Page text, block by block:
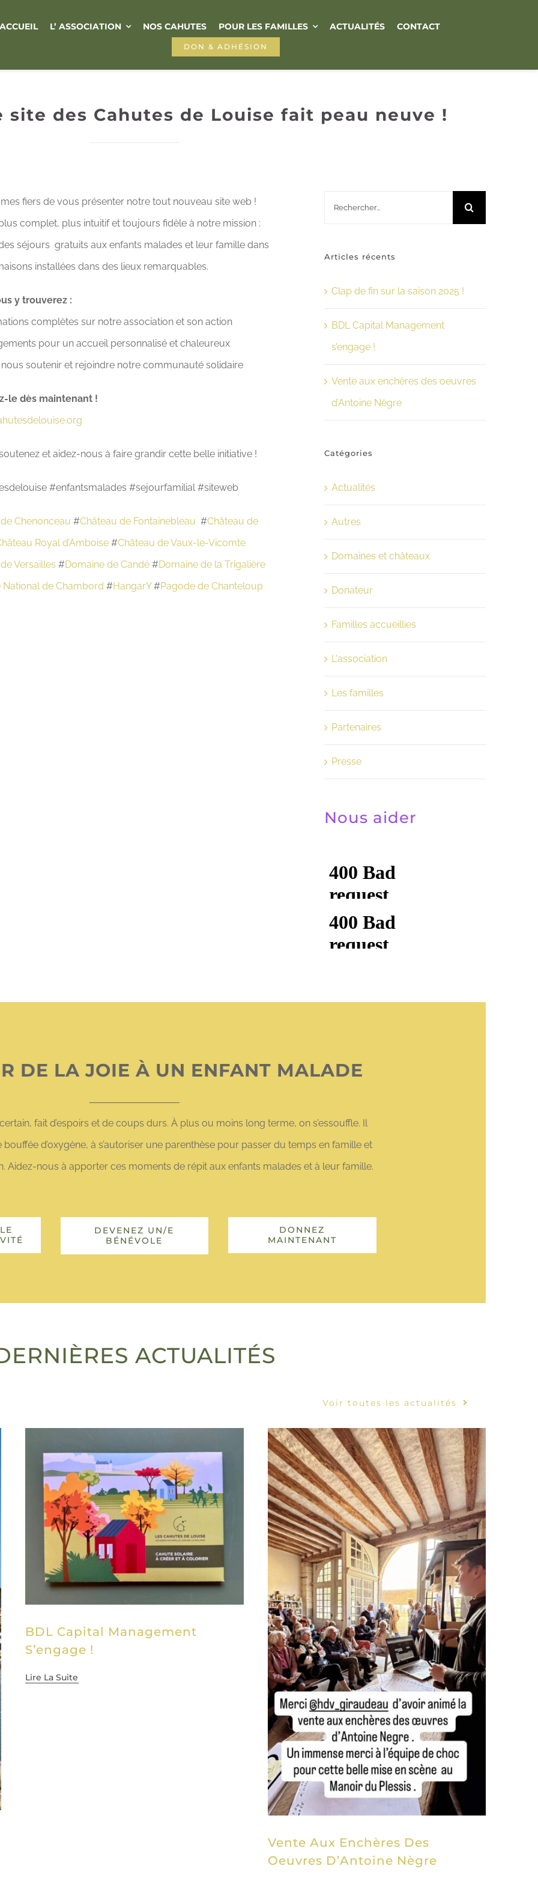
ACCUEIL L’ ASSOCIATION NOS CAHUTES POUR LES FAMILLES ACTUALITÉS CONTACT
DON & ADHÉSION
site des Cahutes de Louise fait peau neuve !
fiers de vous présenter notre tout nouveau site web !
complet, plus intuitif et toujours fidèle à notre mission :
séjours gratuits aux enfants malades et leur famille dans
installées dans des lieux remarquables.
y trouverez :
complètes sur notre association et son action
pour un accueil personnalisé et chaleureux
soutenir et rejoindre notre communauté solidaire
le dès maintenant !
et aidez-nous à faire grandir cette belle initiative !
#enfantsmalades #sejourfamilial #siteweb
Chenonceau #Château de Fontainebleau #Château de
Royal d’Amboise#Château de Vaux-le-Vicomte
Versailles #Domaine de Candé#Domaine de la Trigalière
National de Chambord #HangarY#Pagode de Chanteloup
Articles récents
Clap de fin sur la saison 2025 !
BDL Capital Management
s’engage !
Vente aux enchères des oeuvres
d’Antoine Nègre
Catégories
Actualités
Autres
Domaines et châteaux
Donateur
Familles accueillies
L'association
Les familles
Partenaires
Presse
Nous aider
DE LA JOIE À UN ENFANT MALADE
fait d’espoirs et de coups durs. À plus ou moins long terme, on s’essouffle. Il
bouffée d’oxygène, à s’autoriser une parenthèse pour passer du temps en famille et
Aidez-nous à apporter ces moments de répit aux enfants malades et à leur famille.
DEVENEZ UN/E
BÉNÉVOLE
DONNEZ
MAINTENANT
ACTUALITÉS
Voir toutes les actualités
BDL Capital Management
S’engage !
Lire La Suite
Vente Aux Enchères Des
Oeuvres D’Antoine Nègre